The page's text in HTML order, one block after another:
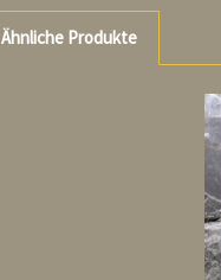
Ähnliche Produkte